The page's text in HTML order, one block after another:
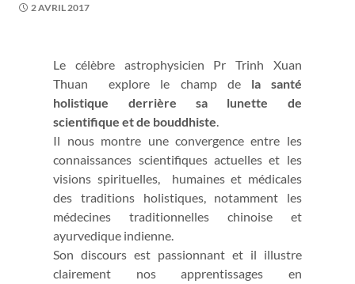
2 AVRIL 2017
Le célèbre astrophysicien Pr Trinh Xuan
Thuan explore le champ de la santé
holistique derrière sa lunette de
scientifique et de bouddhiste.
Il nous montre une convergence entre les
connaissances scientifiques actuelles et les
visions spirituelles, humaines et médicales
des traditions holistiques, notamment les
médecines traditionnelles chinoise et
ayurvedique indienne.
Son discours est passionnant et il illustre
clairement nos apprentissages en